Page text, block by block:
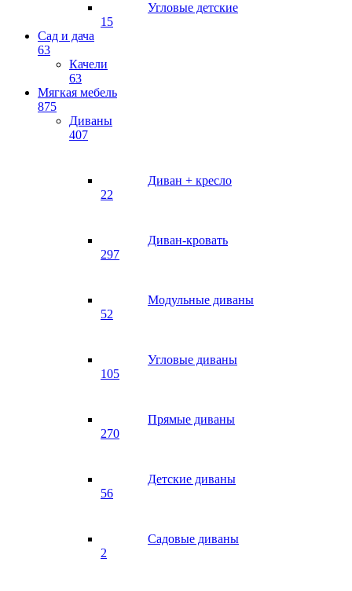
Угловые детские
15
Сад и дача
63
Качели
63
Мягкая мебель
875
Диваны
407
Диван + кресло
22
Диван-кровать
297
Модульные диваны
52
Угловые диваны
105
Прямые диваны
270
Детские диваны
56
Садовые диваны
2